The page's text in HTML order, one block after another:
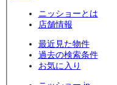
ニッショーとは
店舗情報
最近見た物件
過去の検索条件
お気に入り